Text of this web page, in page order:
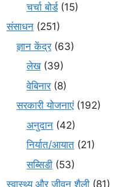
चर्चा बोर्ड(15)
संसाधन (251)
ज्ञान केंद्र(63)
लेख(39)
वेबिनार(8)
सरकारी योजनाएं(192)
अनुदान (42)
निर्यात/आयात (21)
सब्सिडी (53)
स्वास्थ्य और जीवन शैली (81)